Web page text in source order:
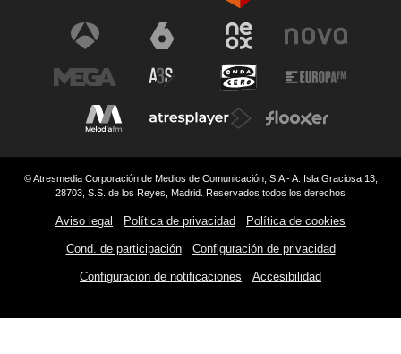
© Atresmedia Corporación de Medios de Comunicación, S.A - A. Isla Graciosa 13,
28703, S.S. de los Reyes, Madrid. Reservados todos los derechos
Aviso legal Política de privacidad Política de cookies
Cond. de participación Configuración de privacidad
Configuración de notificaciones Accesibilidad